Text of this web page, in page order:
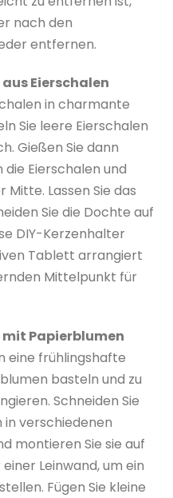
nach den
entfernen.
Eierschalen
in charmante
Sie leere Eierschalen
Gießen Sie dann
Eierschalen und
Lassen Sie das
Sie die Dochte auf
DIY-Kerzenhalter
Tablett arrangiert
Mittelpunkt für
Papierblumen
eine frühlingshafte
basteln und zu
Schneiden Sie
in verschiedenen
montieren Sie sie auf
Leinwand, um ein
Fügen Sie kleine